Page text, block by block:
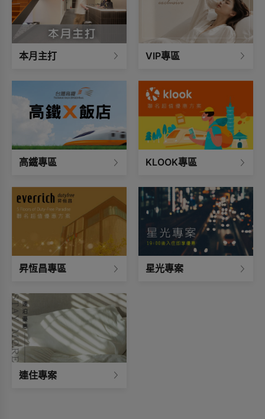
本月主打 VIP專區
高鐵專區 KLOOK專區
昇恆昌專區 星光專案
連住專案